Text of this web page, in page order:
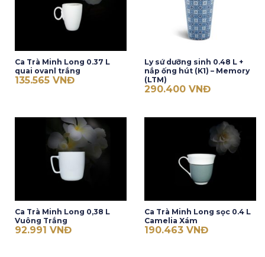
Ca Trà Minh Long 0.37 L
quai ovanl trắng
135.565 VNĐ
Ly sứ dưỡng sinh 0.48 L +
nắp ống hút (K1) – Memory
(LTM)
290.400 VNĐ
Ca Trà Minh Long 0,38 L
Vuông Trắng
92.991 VNĐ
Ca Trà Minh Long sọc 0.4 L
Camelia Xám
190.463 VNĐ